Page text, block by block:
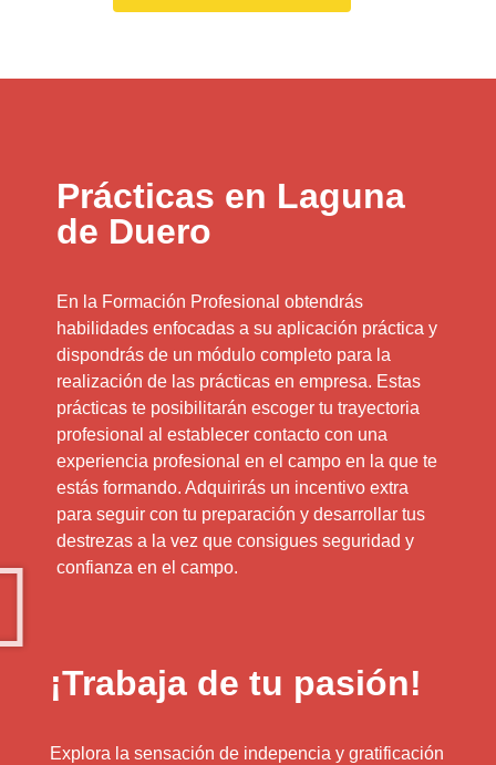
Prácticas en Laguna
de Duero
En la Formación Profesional obtendrás
habilidades enfocadas a su aplicación práctica y
dispondrás de un módulo completo para la
realización de las prácticas en empresa. Estas
prácticas te posibilitarán escoger tu trayectoria
profesional al establecer contacto con una
experiencia profesional en el campo en la que te
estás formando. Adquirirás un incentivo extra
para seguir con tu preparación y desarrollar tus
destrezas a la vez que consigues seguridad y
confianza en el campo.
¡Trabaja de tu pasión!
Explora la sensación de indepencia y gratificación